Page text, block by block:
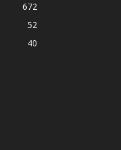
672
52
40